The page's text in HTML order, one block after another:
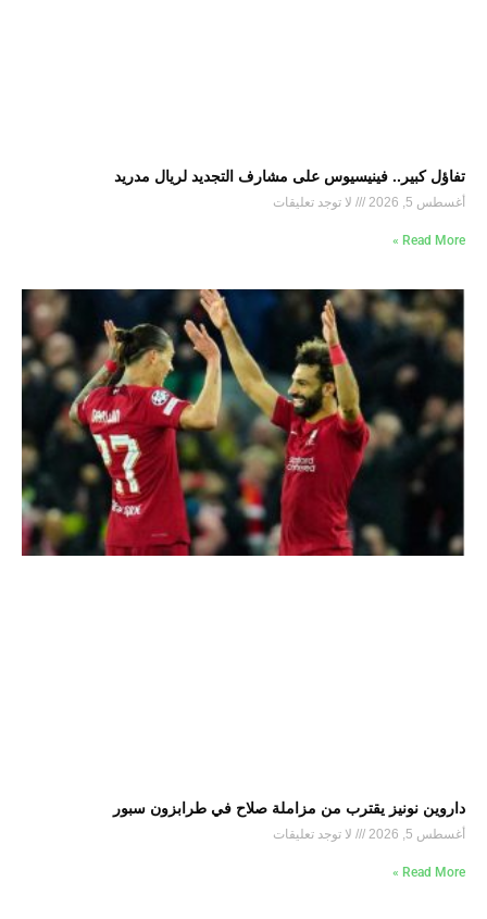
تفاؤل كبير.. فينيسيوس على مشارف التجديد لريال مدريد
أغسطس 5, 2026 لا توجد تعليقات
Read More »
داروين نونيز يقترب من مزاملة صلاح في طرابزون سبور
أغسطس 5, 2026 لا توجد تعليقات
Read More »